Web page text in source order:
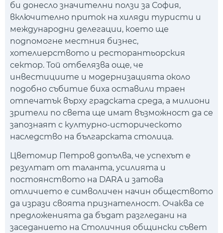
би донесло значителни ползи за София,
включително приток на хиляди туристи и
международни делегации, което ще
подпомогне местния бизнес,
хотелиерството и ресторантьорския
сектор. Той отбелязва още, че
инвестициите и модернизацията около
подобно събитие биха оставили траен
отпечатък върху градската среда, а милиони
зрители по света ще имат възможност да се
запознаят с културно-историческото
наследство на българската столица.
Цветомир Петров допълва, че успехът е
резултат от таланта, усилията и
постоянството на DARA и затова
отличието е символичен начин обществото
да изрази своята признателност. Очаква се
предложенията да бъдат разгледани на
заседанието на Столичния общински съвет